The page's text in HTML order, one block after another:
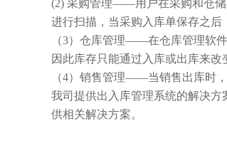
(2) 采购管理——用户在采购和仓储
进行扫描，当采购入库单保存之后
（3）仓库管理——在仓库管理软件
因此库存只能通过入库或出库来改
（4）销售管理——当销售出库时，
我司提供出入库管理系统的解决
供相关解决方案。